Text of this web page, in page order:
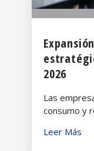
2026
Las
consumo y
Leer Más